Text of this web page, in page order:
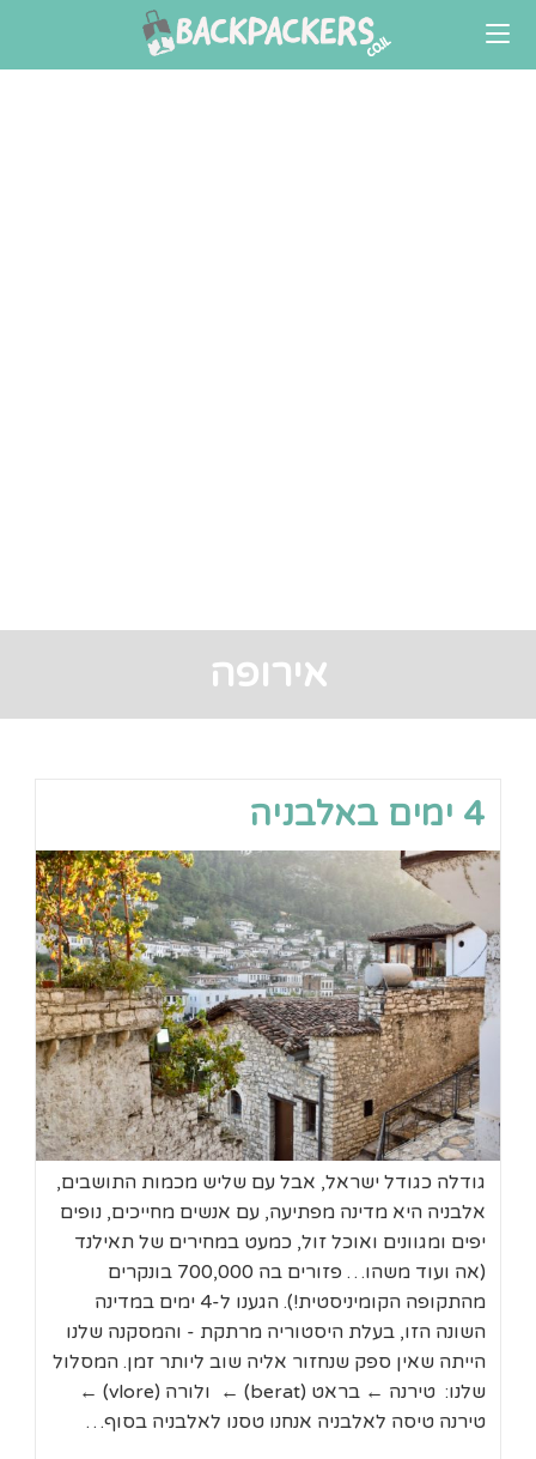
content
אירופה
4 ימים באלבניה
גודלה כגודל ישראל, אבל עם שליש מכמות התושבים,
אלבניה היא מדינה מפתיעה, עם אנשים מחייכים, נופים
יפים ומגוונים ואוכל זול, כמעט במחירים של תאילנד
(אה ועוד משהו… פזורים בה 700,000 בונקרים
מהתקופה הקומיניסטית!). הגענו ל-4 ימים במדינה
השונה הזו, בעלת היסטוריה מרתקת - והמסקנה שלנו
הייתה שאין ספק שנחזור אליה שוב ליותר זמן. המסלול
שלנו: טירנה ← בראט (berat) ← ולורה (vlore) ←
טירנה טיסה לאלבניה אנחנו טסנו לאלבניה בסוף…